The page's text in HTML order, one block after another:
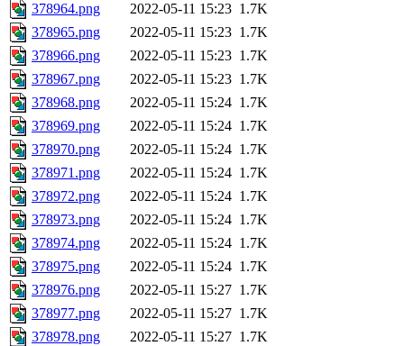
378964.png
2022-05-11 15:23 1.7K
378965.png
2022-05-11 15:23 1.7K
378966.png
2022-05-11 15:23 1.7K
378967.png
2022-05-11 15:23 1.7K
378968.png
2022-05-11 15:24 1.7K
378969.png
2022-05-11 15:24 1.7K
378970.png
2022-05-11 15:24 1.7K
378971.png
2022-05-11 15:24 1.7K
378972.png
2022-05-11 15:24 1.7K
378973.png
2022-05-11 15:24 1.7K
378974.png
2022-05-11 15:24 1.7K
378975.png
2022-05-11 15:24 1.7K
378976.png
2022-05-11 15:27 1.7K
378977.png
2022-05-11 15:27 1.7K
378978.png
2022-05-11 15:27 1.7K